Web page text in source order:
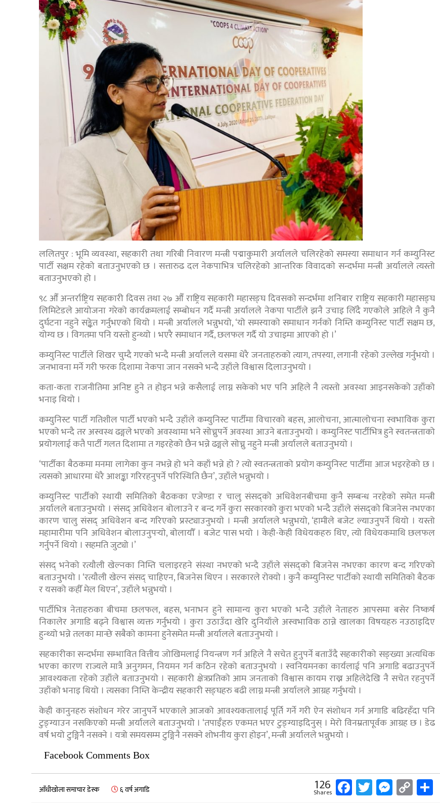
ललितपुर : भूमि व्यवस्था, सहकारी तथा गरिबी निवारण मन्त्री पद्माकुमारी अर्यालले चलिरहेको समस्या समाधान गर्न कम्युनिस्ट
पार्टी सक्षम रहेको बताउनुभएको छ । सत्तारुढ दल नेकपाभित्र चलिरहेको आन्तरिक विवादकाे सन्दर्भमा मन्त्री अर्यालले त्यस्तो
बताउनुभएको हो ।
९८ औँ अन्तर्राष्ट्रिय सहकारी दिवस तथा २७ औँ राष्ट्रिय सहकारी महासङ्घ दिवसकाे सन्दर्भमा शनिबार राष्ट्रिय सहकारी महासङ्घ
लिमिटेडले आयोजना गरेको कार्यक्रमलाई सम्बोधन गर्दै मन्त्री अर्यालले नेकपा पार्टीले झनै उचाइ लिँदै गएकाेले अहिले नै कुनै
दुर्घटना नहुने सङ्केत गर्नुभएको थियो । मन्त्री अर्यालले भन्नुभयो, ‘यो समस्याको समाधान गर्नकाे निम्ति कम्युनिस्ट पार्टी सक्षम छ,
योग्य छ । विगतमा पनि यस्तो हुन्थ्यो । भएरै समाधान गर्दै, छलफल गर्दै यो उचाइमा आएको हो ।’
कम्युनिस्ट पार्टीले शिखर चुम्दै गएको भन्दै मन्त्री अर्यालले यसमा धेरै जनताहरुको त्याग, तपस्या, लगानी रहेको उल्लेख गर्नुभयो ।
जनभावना मर्ने गरी फरक दिशामा नेकपा जान नसक्ने भन्दै उहाँले विश्वास दिलाउनुभयो ।
कता-कता राजनीतिमा अनिष्ट हुने त होइन भन्ने कसैलाई लाग्न सकेको भए पनि अहिले नै त्यस्तो अवस्था आइनसकेको उहाँको
भनाइ थियो ।
कम्युनिस्ट पार्टी गतिशील पार्टी भएको भन्दै उहाँले कम्युनिस्ट पार्टीमा विचारको बहस, आलोचना, आत्मालोचना स्वभाविक कुरा
भएको भन्दै तर अस्वस्थ ढङ्गले भएको अवस्थामा भने सोच्नुपर्ने अवस्था आउने बताउनुभयो । कम्युनिस्ट पार्टीभित्र हुने स्वतन्त्रताको
प्रयोगलाई कतै पार्टी गलत दिशामा त गइरहेको छैन भन्ने ढङ्गले सोच्नु नहुने मन्त्री अर्यालले बताउनुभयो ।
‘पार्टीका बैठकमा मनमा लागेका कुन नभन्ने हो भने कहाँ भन्ने हो ? त्यो स्वतन्त्रताको प्रयोग कम्युनिस्ट पार्टीमा आज भइरहेको छ ।
त्यसको आधारमा धेरै आशङ्का गरिरहनुपर्ने परिस्थिति छैन’, उहाँले भन्नुभयो ।
कम्युनिस्ट पार्टीको स्थायी समितिको बैठकका एजेण्डा र चालु संसद्को अधिवेशनबीचमा कुनै सम्बन्ध नरहेको समेत मन्त्री
अर्यालले बताउनुभयो । संसद् अधिवेशन बोलाउने र बन्द गर्ने कुरा सरकारको कुरा भएको भन्दै उहाँले संसद्को बिजनेस नभएका
कारण चालु संसद् अधिवेशन बन्द गरिएको प्रस्ट्याउनुभयाे । मन्त्री अर्यालले भन्नुभयो, ‘हामीले बजेट ल्याउनुपर्ने थियो । यस्तो
महामारीमा पनि अधिवेशन बोलाउनुपर्‍याे, बोलायौँ । बजेट पास भयो । केही-केही विधेयकहरु थिए, त्यो विधेयकमाथि छलफल
गर्नुपर्ने थियो । सहमति जुट्यो ।’
संसद् भनेको रत्यौली खेल्नका निम्ति चलाइरहने संस्था नभएको भन्दै उहाँले संसद्को बिजनेस नभएका कारण बन्द गरिएको
बताउनुभयो । ‘रत्यौली खेल्न संसद् चाहिएन, बिजनेस थिएन । सरकारले रोक्यो । कुनै कम्युनिस्ट पार्टीको स्थायी समितिको बैठक
र यसको कहीँ मेल थिएन’, उहाँले भन्नुभयो ।
पार्टीभित्र नेताहरुका बीचमा छलफल, बहस, भनाभन हुने सामान्य कुरा भएको भन्दै उहाँले नेताहरु आपसमा बसेर निष्कर्ष
निकालेर अगाडि बढ्ने विश्वास व्यक्त गर्नुभयो । कुरा उठाउँदा खेरि दुनियाँले अस्वभाविक ठान्ने खालका विषयहरु नउठाइदिए
हुन्थ्यो भन्ने तलका मान्छे सबैको कामना हुनेसमेत मन्त्री अर्यालले बताउनुभयो ।
सहकारीका सन्दर्भमा सम्भावित वित्तीय जोखिमलाई नियन्त्रण गर्न अहिले नै सचेत हुनुपर्ने बताउँदै सहकारीको सङ्ख्या अत्यधिक
भएका कारण राज्यले मात्रै अनुगमन, नियमन गर्न कठिन रहेको बताउनुभयो । स्वनियमनका कार्यलाई पनि अगाडि बढाउनुपर्ने
आवश्यकता रहेको उहाँले बताउनुभयो । सहकारी क्षेत्रप्रतिको आम जनताको विश्वास कायम राख्न अहिलेदेखि नै सचेत रहनुपर्ने
उहाँको भनाइ थियो । त्यसका निम्ति केन्द्रीय सहकारी सङ्घहरु बढी लाग्न मन्त्री अर्यालले आग्रह गर्नुभयो ।
केही कानुनहरु संशोधन गरेर जानुपर्ने भएकाले आजको आवश्यकतालाई पूर्ति गर्ने गरी ऐन संशोधन गर्न अगाडि बढिरहँदा पनि
टुङ्ग्याउन नसकिएको मन्त्री अर्यालले बताउनुभयो । ‘तपाईँहरु एकमत भएर टुङ्ग्याइदिनुस् । मेरो विनम्रतापूर्वक आग्रह छ । डेढ
वर्ष भयो टुङ्गिनै नसक्ने । यत्रो समयसम्म टुङ्गिनै नसक्ने शोभनीय कुरा होइन’, मन्त्री अर्यालले भन्नुभयो ।
Facebook Comments Box
आँधीखोला समाचार डेस्क ६ वर्ष अगाडि 126
Shares Facebook
TwitterCopy